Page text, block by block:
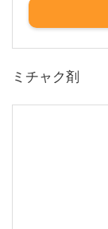
ミチャク剤